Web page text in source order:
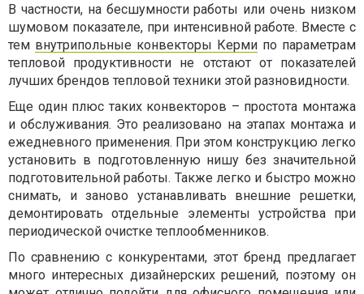
В частности, на бесшумности работы или очень низком
шумовом показателе, при интенсивной работе. Вместе с
тем внутрипольные конвекторы Керми по параметрам
тепловой продуктивности не отстают от показателей
лучших брендов тепловой техники этой разновидности.
Еще один плюс таких конвекторов – простота монтажа
и обслуживания. Это реализовано на этапах монтажа и
ежедневного применения. При этом конструкцию легко
установить в подготовленную нишу без значительной
подготовительной работы. Также легко и быстро можно
снимать, и заново устанавливать внешние решетки,
демонтировать отдельные элементы устройства при
периодической очистке теплообменников.
По сравнению с конкурентами, этот бренд предлагает
много интересных дизайнерских решений, поэтому он